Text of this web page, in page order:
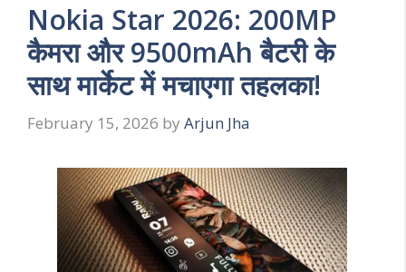
Nokia Star 2026: 200MP
कैमरा और 9500mAh बैटरी के
साथ मार्केट में मचाएगा तहलका!
February 15, 2026 by Arjun Jha